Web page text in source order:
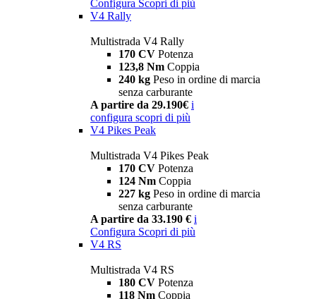
Configura Scopri di più
V4 Rally
Multistrada V4 Rally
170 CV Potenza
123,8 Nm Coppia
240 kg Peso in ordine di marcia
senza carburante
A partire da 29.190€ i
configura scopri di più
V4 Pikes Peak
Multistrada V4 Pikes Peak
170 CV Potenza
124 Nm Coppia
227 kg Peso in ordine di marcia
senza carburante
A partire da 33.190 € i
Configura Scopri di più
V4 RS
Multistrada V4 RS
180 CV Potenza
118 Nm Coppia